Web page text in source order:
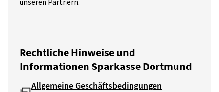
unseren Partnern.
Rechtliche Hinweise und
Informationen Sparkasse Dortmund
Allgemeine Geschäftsbedingungen